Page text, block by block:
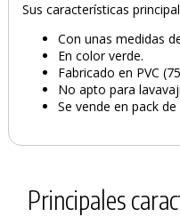
Sus características
Con unas medidas
En color verde.
Fabricado en PVC
No apto para
Se vende en pack
Principales